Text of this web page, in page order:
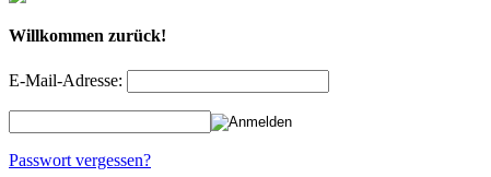
Willkommen zurück!
E-Mail-Adresse:
Passwort vergessen?